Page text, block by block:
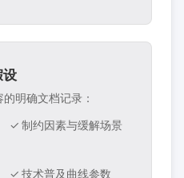
设
明确文档记录：
✓ 制约因素与缓解场景
✓ 技术普及曲线参数